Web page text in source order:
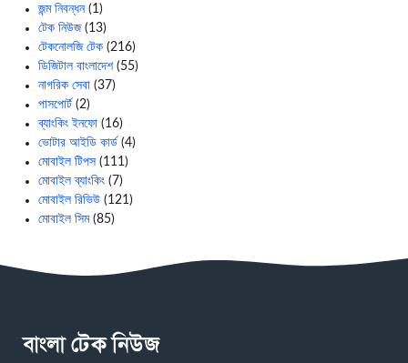
জন্ম নিবন্ধন(1)
টেক নিউজ(13)
টেকনোলজি টেক (216)
ডিজিটাল বাংলাদেশ(55)
নাগরিক সেবা (37)
পাসপোর্ট (2)
ব্যাংকিং ইনফো (16)
ভোটার আইডি কার্ড (4)
মোবাইল টিপস (111)
মোবাইল ব্যাংকিং (7)
মোবাইল রিভিউ (121)
মোবাইল সিম(85)